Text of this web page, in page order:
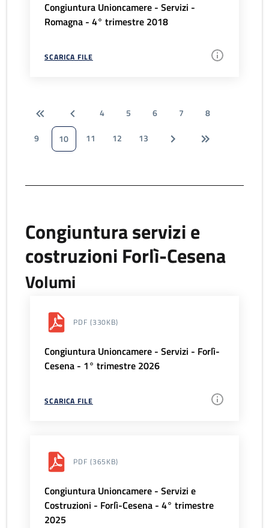
Congiuntura Unioncamere - Servizi -
Romagna - 4° trimestre 2018
SCARICA FILE
4 5 6 7
8
9
10 11 12 13
Congiuntura servizi e
costruzioni Forlì-Cesena
Volumi
PDF (330KB)
Congiuntura Unioncamere - Servizi - Forlì-
Cesena - 1° trimestre 2026
SCARICA FILE
PDF (365KB)
Congiuntura Unioncamere - Servizi e
Costruzioni - Forlì-Cesena - 4° trimestre
2025